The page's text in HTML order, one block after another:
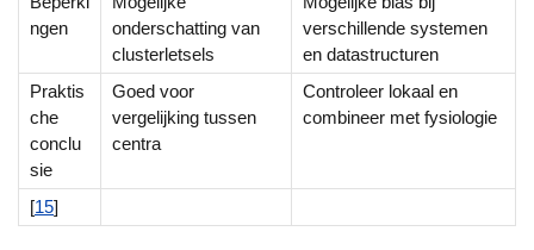
ngen
onderschatting van
clusterletsels
verschillende systemen
en datastructuren
Praktis
che
conclu
sie
Goed voor
vergelijking tussen
centra
Controleer lokaal en
combineer met fysiologie
[15]